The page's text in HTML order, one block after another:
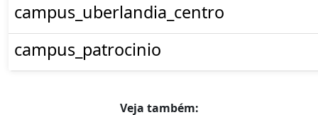
campus_uberlandia_centro
campus_patrocinio
Veja também: